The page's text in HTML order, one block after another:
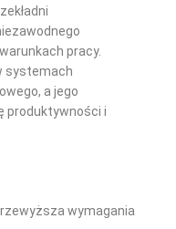
pracy.
systemach
a jego
produktywności i
wymagania